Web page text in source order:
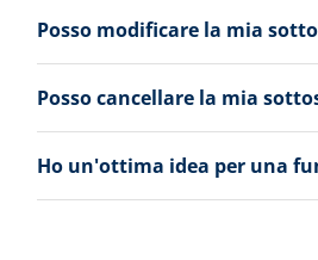
Posso modificare la mia
Posso cancellare la mia
Ho un'ottima idea per una